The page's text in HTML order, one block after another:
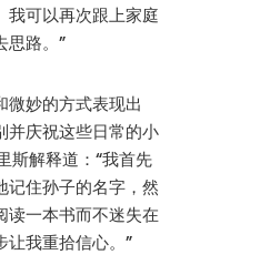
我可以再次跟上家庭
思路。”
微妙的方式表现出
并庆祝这些日常的小
斯解释道：“我首先
记住孙子的名字，然
读一本书而不迷失在
让我重拾信心。”